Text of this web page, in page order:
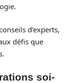
d’experts,
défis que
soi-